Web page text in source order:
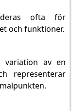
ofta för
och funktioner.
av en
representerar